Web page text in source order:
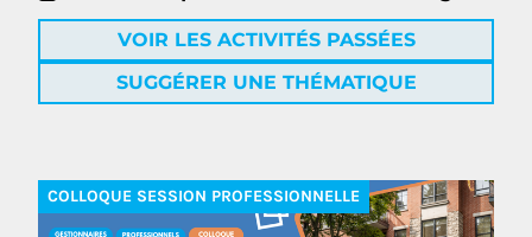
VOIR LES ACTIVITÉS PASSÉES
SUGGÉRER UNE THÉMATIQUE
COLLOQUE SESSION PROFESSIONNELLE